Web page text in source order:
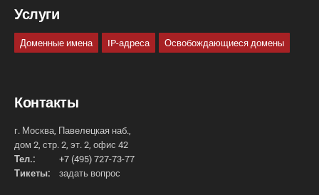
Услуги
Доменные имена IP-адреса Освобождающиеся домены
Контакты
г. Москва, Павелецкая наб.,
дом 2, стр. 2, эт. 2, офис 42
Тел.:
+7 (495) 727-73-77
Тикеты:
задать вопрос